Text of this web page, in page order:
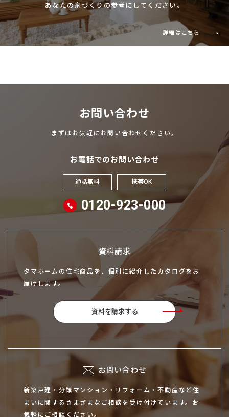
あなたの家づくりの参考にしてください。
詳細はこちら
お問い合わせ
まずはお気軽にお問い合わせください。
お電話でのお問い合わせ
通話無料 携帯OK
0120-923-000
資料請求
タマホームの住宅商品を、個別に紹介したカタログをお
届けします。
資料を請求する
お問い合わせ
新築戸建・分譲マンション・リフォーム・不動産など住
まいに関するさまざまなご相談を受け付けています。お
気軽にご相談ください。